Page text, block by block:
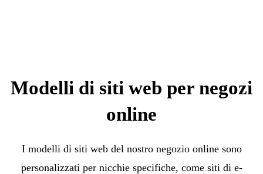
Modelli di siti web per negozi
online
I modelli di siti web del nostro negozio online sono
personalizzati per nicchie specifiche, come siti di e-